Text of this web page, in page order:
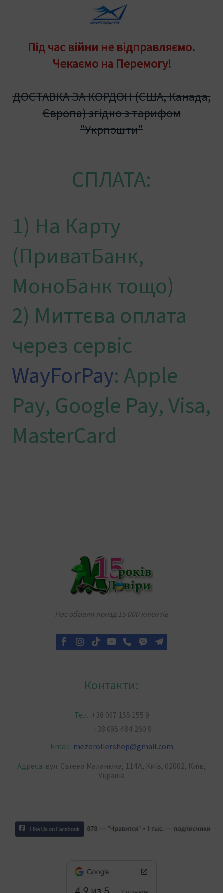
Під час війни не відправляємо.
Чекаємо на Перемогу!
ДОСТАВКА ЗА КОРДОН (США, Канада,
Європа) згідно з тарифом
"Укрпошти"
СПЛАТА:
1) На Карту
(ПриватБанк,
МоноБанк тощо)
2) Миттєва оплата
через сервіс
WayForPay: Apple
Pay, Google Pay, Visa,
MasterCard
Нас обрали понад 15 000 клієнтів
Контакти:
Тел.: +38 067 155 155 9
+38 095 484 260 9
Email: mezoroller.shop@gmail.com
Адреса: вул. Євгена Маланюка, 114А, Київ, 02002, Київ,
Україна